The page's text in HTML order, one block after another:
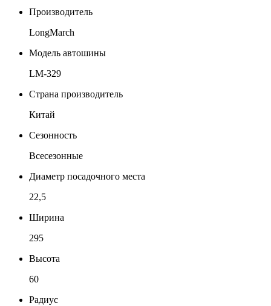
Производитель
LongMarch
Модель автошины
LM-329
Страна производитель
Китай
Сезонность
Всесезонные
Диаметр посадочного места
22,5
Ширина
295
Высота
60
Радиус